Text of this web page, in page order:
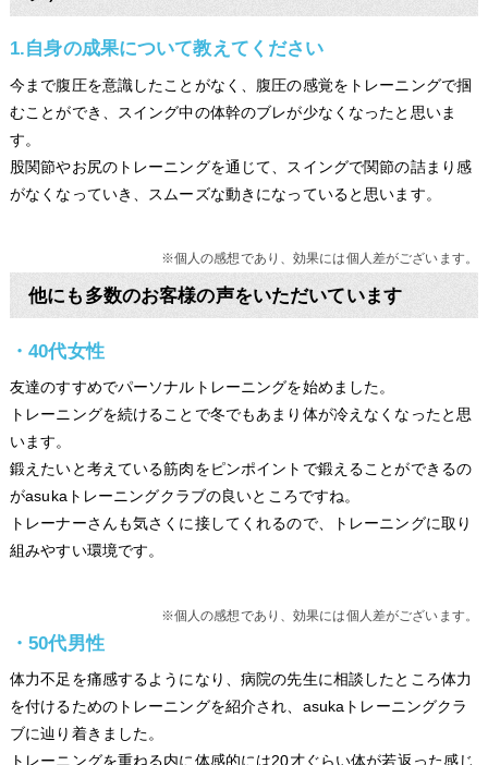
1.自身の成果について教えてください
今まで腹圧を意識したことがなく、腹圧の感覚をトレーニングで掴
むことができ、スイング中の体幹のブレが少なくなったと思いま
す。
股関節やお尻のトレーニングを通じて、スイングで関節の詰まり感
がなくなっていき、スムーズな動きになっていると思います。
※個人の感想であり、効果には個人差がございます。
他にも多数のお客様の声をいただいています
・40代女性
友達のすすめでパーソナルトレーニングを始めました。
トレーニングを続けることで冬でもあまり体が冷えなくなったと思
います。
鍛えたいと考えている筋肉をピンポイントで鍛えることができるの
がasukaトレーニングクラブの良いところですね。
トレーナーさんも気さくに接してくれるので、トレーニングに取り
組みやすい環境です。
※個人の感想であり、効果には個人差がございます。
・50代男性
体力不足を痛感するようになり、病院の先生に相談したところ体力
を付けるためのトレーニングを紹介され、asukaトレーニングクラ
ブに辿り着きました。
トレーニングを重ねる内に体感的には20才ぐらい体が若返った感じ